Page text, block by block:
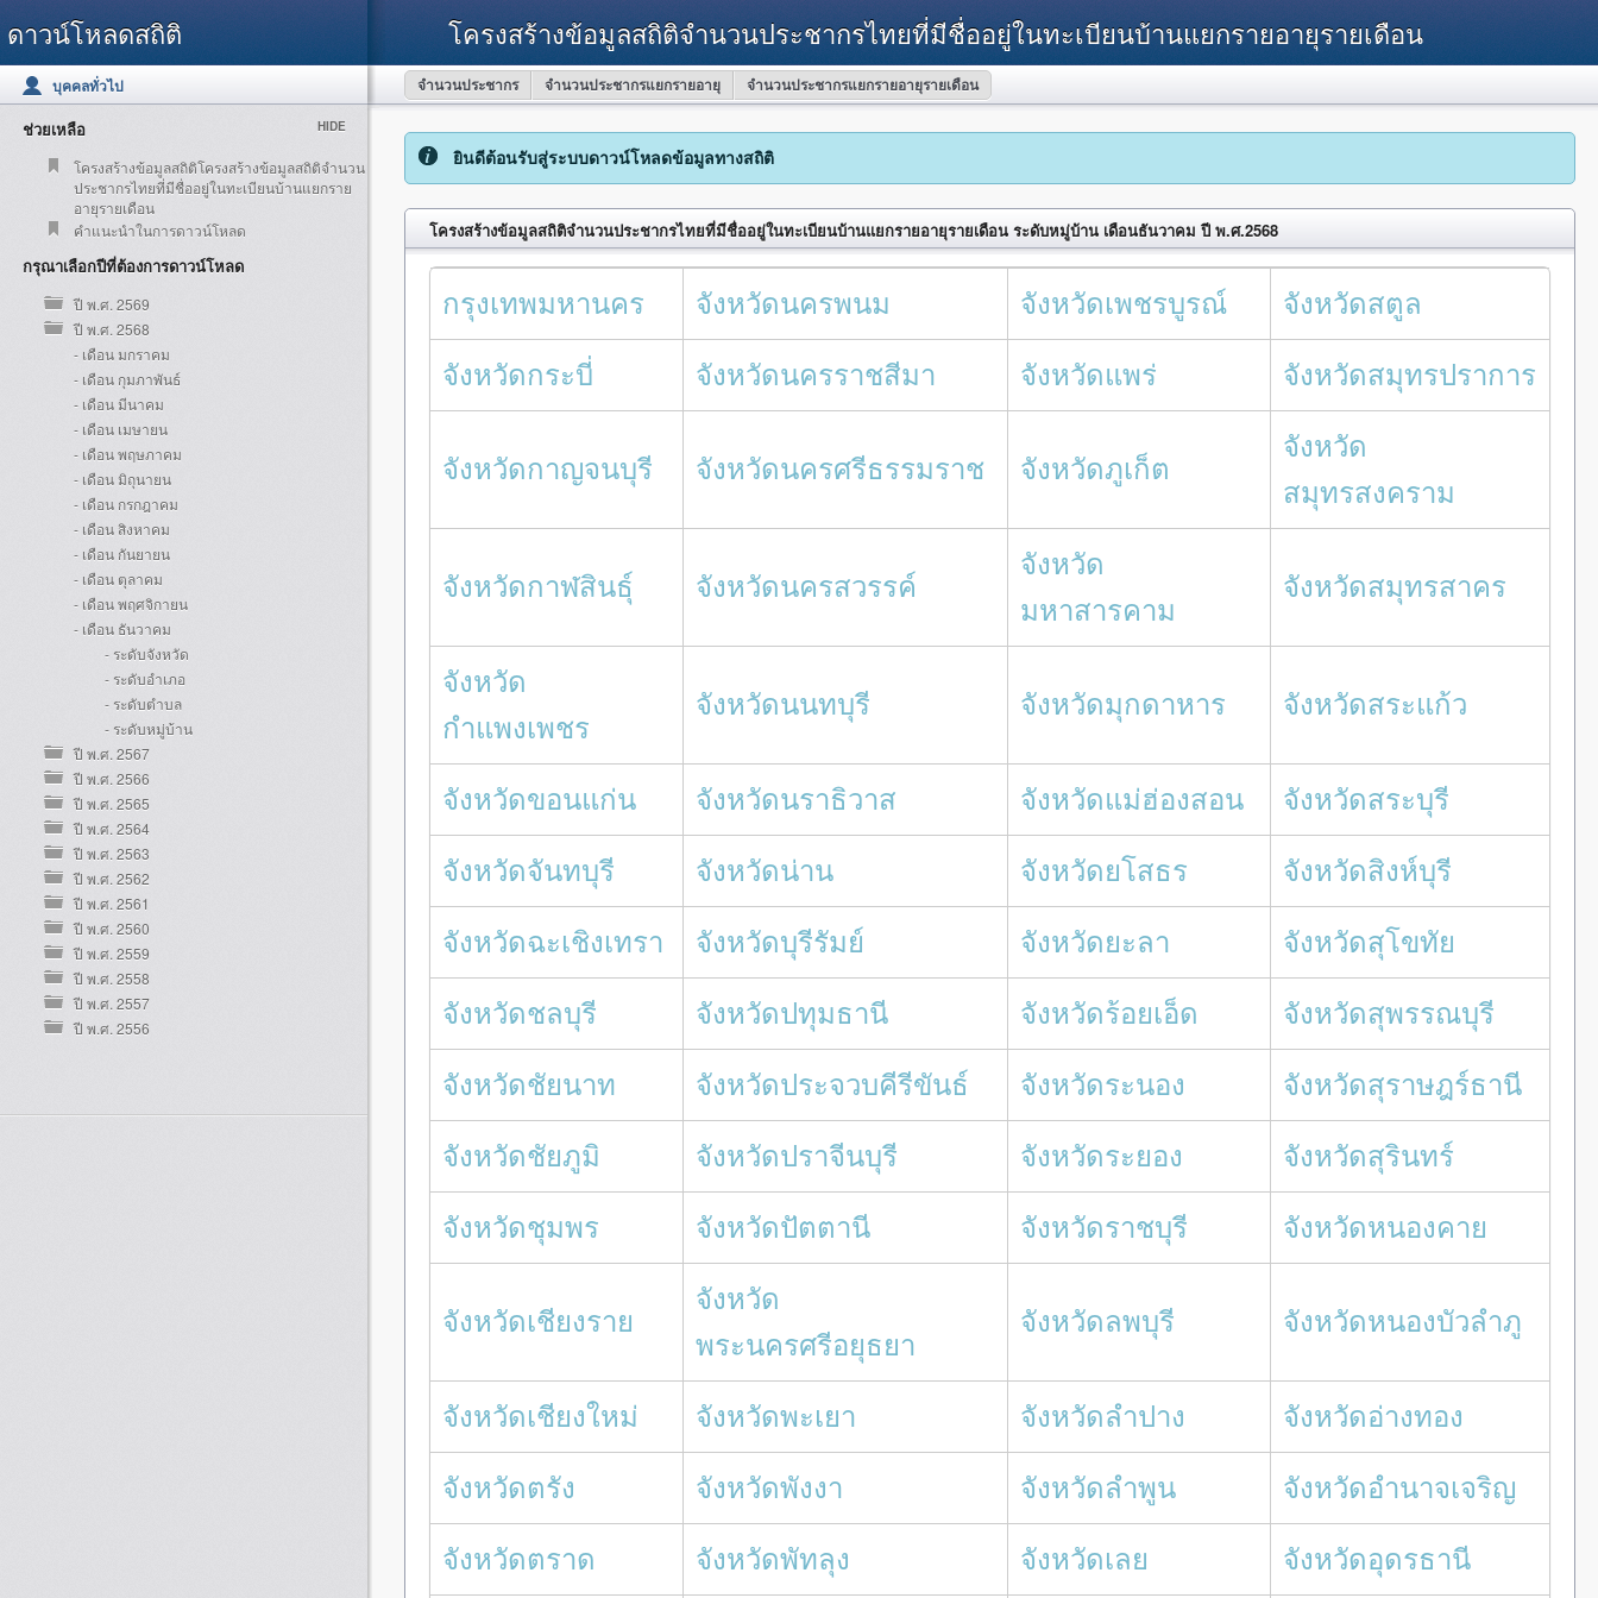
ดาวน์โหลดสถิติ โครงสร้างข้อมูลสถิติจำนวนประชากรไทยที่มีชื่ออยู่ในทะเบียนบ้านแยกรายอายุรายเดือน
บุคคลทั่วไป จำนวนประชากร จำนวนประชากรแยกรายอายุ จำนวนประชากรแยกรายอายุรายเดือน
ช่วยเหลือ HIDE
โครงสร้างข้อมูลสถิติโครงสร้างข้อมูลสถิติจำนวน
ประชากรไทยที่มีชื่ออยู่ในทะเบียนบ้านแยกราย
อายุรายเดือน
คำแนะนำในการดาวน์โหลด
กรุณาเลือกปีที่ต้องการดาวน์โหลด
ปี พ.ศ. 2569
ปี พ.ศ. 2568
- เดือน มกราคม
- เดือน กุมภาพันธ์
- เดือน มีนาคม
- เดือน เมษายน
- เดือน พฤษภาคม
- เดือน มิถุนายน
- เดือน กรกฎาคม
- เดือน สิงหาคม
- เดือน กันยายน
- เดือน ตุลาคม
- เดือน พฤศจิกายน
- เดือน ธันวาคม
- ระดับจังหวัด
- ระดับอำเภอ
- ระดับตำบล
- ระดับหมู่บ้าน
ปี พ.ศ. 2567
ปี พ.ศ. 2566
ปี พ.ศ. 2565
ปี พ.ศ. 2564
ปี พ.ศ. 2563
ปี พ.ศ. 2562
ปี พ.ศ. 2561
ปี พ.ศ. 2560
ปี พ.ศ. 2559
ปี พ.ศ. 2558
ปี พ.ศ. 2557
ปี พ.ศ. 2556
ยินดีต้อนรับสู่ระบบดาวน์โหลดข้อมูลทางสถิติ
โครงสร้างข้อมูลสถิติจำนวนประชากรไทยที่มีชื่ออยู่ในทะเบียนบ้านแยกรายอายุรายเดือน ระดับหมู่บ้าน เดือนธันวาคม ปี พ.ศ.2568
กรุงเทพมหานคร จังหวัดนครพนม จังหวัดเพชรบูรณ์
จังหวัดสตูล
จังหวัดกระบี่
จังหวัดนครราชสีมา จังหวัดแพร่ จังหวัดสมุทรปราการ
จังหวัดกาญจนบุรี จังหวัดนครศรีธรรมราช จังหวัดภูเก็ต
จังหวัด
สมุทรสงคราม
จังหวัดกาฬสินธุ์ จังหวัดนครสวรรค์
จังหวัด
มหาสารคาม
จังหวัดสมุทรสาคร
จังหวัด
กำแพงเพชร
จังหวัดนนทบุรี จังหวัดมุกดาหาร จังหวัดสระแก้ว
จังหวัดขอนแก่น จังหวัดนราธิวาส จังหวัดแม่ฮ่องสอน
จังหวัดสระบุรี
จังหวัดจันทบุรี
จังหวัดน่าน จังหวัดยโสธร
จังหวัดสิงห์บุรี
จังหวัดฉะเชิงเทรา
จังหวัดบุรีรัมย์ จังหวัดยะลา
จังหวัดสุโขทัย
จังหวัดชลบุรี
จังหวัดปทุมธานี จังหวัดร้อยเอ็ด
จังหวัดสุพรรณบุรี
จังหวัดชัยนาท
จังหวัดประจวบคีรีขันธ์ จังหวัดระนอง
จังหวัดสุราษฎร์ธานี
จังหวัดชัยภูมิ
จังหวัดปราจีนบุรี จังหวัดระยอง
จังหวัดสุรินทร์
จังหวัดชุมพร
จังหวัดปัตตานี จังหวัดราชบุรี จังหวัดหนองคาย
จังหวัดเชียงราย
จังหวัด
พระนครศรีอยุธยา
จังหวัดลพบุรี จังหวัดหนองบัวลำภู
จังหวัดเชียงใหม่ จังหวัดพะเยา จังหวัดลำปาง
จังหวัดอ่างทอง
จังหวัดตรัง
จังหวัดพังงา จังหวัดลำพูน
จังหวัดอำนาจเจริญ
จังหวัดตราด
จังหวัดพัทลุง จังหวัดเลย จังหวัดอุดรธานี